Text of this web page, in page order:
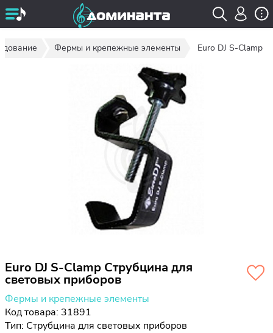
Фермы и крепежные элементы Euro DJ S-Clamp
Euro DJ S-Clamp Струбцина для
световых приборов
Фермы и крепежные элементы
Код товара: 31891
Тип: Струбцина для световых приборов